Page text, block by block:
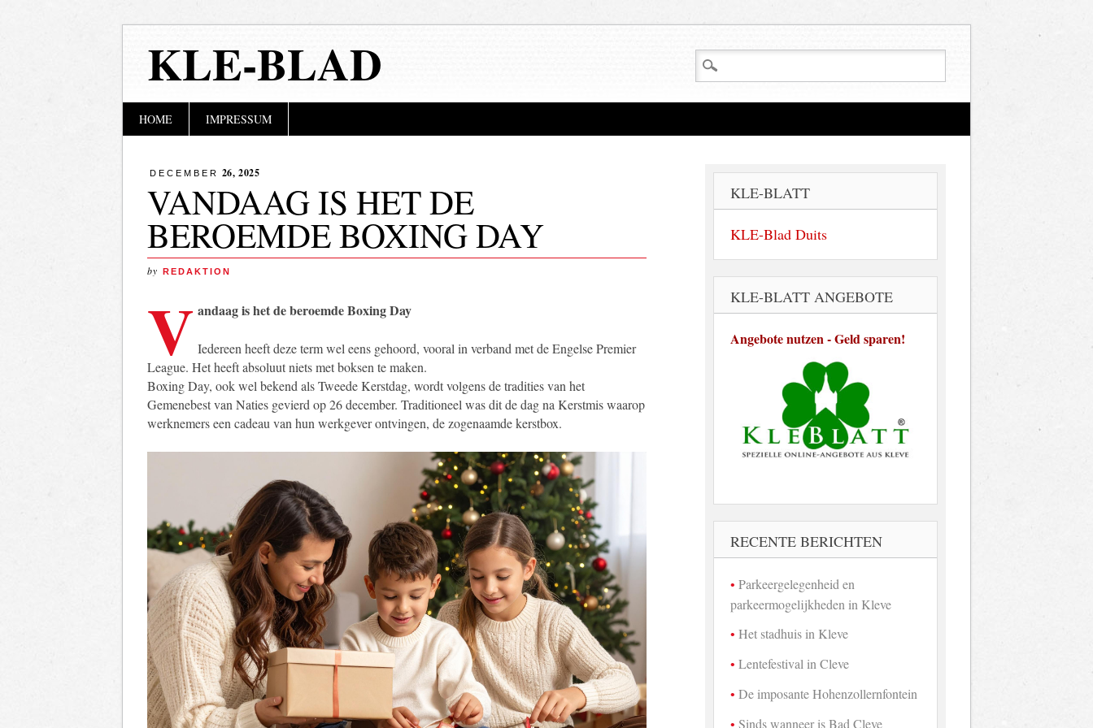
KLE-BLAD
Hoofdmenu
HOME IMPRESSUM
DECEMBER 26, 2025
VANDAAG IS HET DE
BEROEMDE BOXING DAY
by REDAKTION
V andaag is het de beroemde Boxing Day
Iedereen heeft deze term wel eens gehoord, vooral in verband met de Engelse Premier
League. Het heeft absoluut niets met boksen te maken.
Boxing Day, ook wel bekend als Tweede Kerstdag, wordt volgens de tradities van het
Gemenebest van Naties gevierd op 26 december. Traditioneel was dit de dag na Kerstmis waarop
werknemers een cadeau van hun werkgever ontvingen, de zogenaamde kerstbox.
KLE-BLATT
KLE-Blad Duits
KLE-BLATT ANGEBOTE
Angebote nutzen - Geld sparen!
RECENTE BERICHTEN
Parkeergelegenheid en
parkeermogelijkheden in Kleve
Het stadhuis in Kleve
Lentefestival in Cleve
De imposante Hohenzollernfontein
Sinds wanneer is Bad Cleve